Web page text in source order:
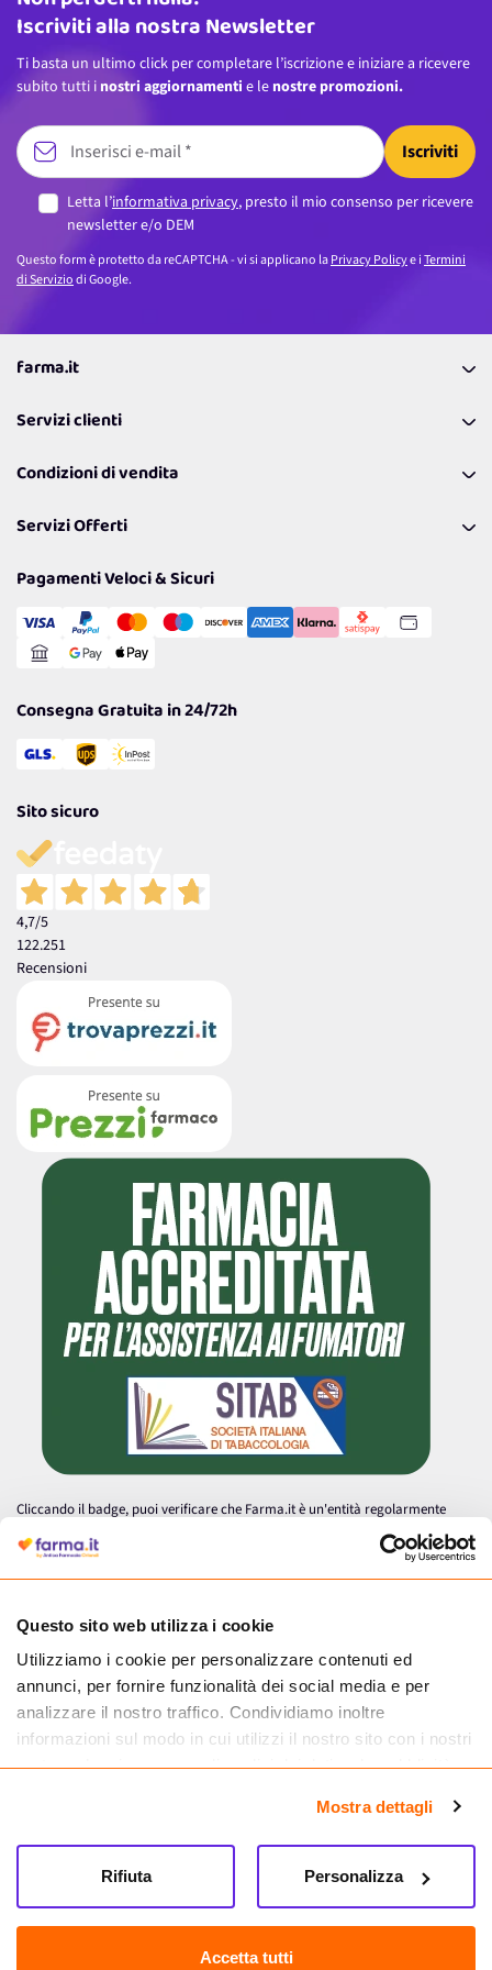
Questo sito web utilizza i cookie
Utilizziamo i cookie per personalizzare contenuti ed
annunci, per fornire funzionalità dei social media e per
analizzare il nostro traffico. Condividiamo inoltre
informazioni sul modo in cui utilizzi il nostro sito con i nostri
partner che si occupano di analisi dei dati web, pubblicità e
informazioni che hai fornito loro o che hanno raccolto dal
tuo utilizzo dei loro servizi.
Mostra dettagli
Accetta tutti
Personalizza
Rifiuta
Iscriviti alla nostra Newsletter
Ti basta un ultimo click per completare l’iscrizione e iniziare a ricevere
subito tutti i nostri aggiornamenti e le nostre promozioni.
Iscriviti
Letta l’informativa privacy, presto il mio consenso per ricevere
newsletter e/o DEM
Questo form è protetto da reCAPTCHA - vi si applicano laPrivacy Policye iTermini
di Serviziodi Google.
farma.it
Coupon
Lavora con noi
Politiche per la parità di genere
Servizi clienti
Richiamami
Resi
Condizioni di vendita
Spedizioni
Cookie Policy
Gestisci Cookie
Servizi Offerti
Reso Facile e Veloce
Pagamenti Veloci & Sicuri
Consegna Gratuita in 24/72h
Sito sicuro
4,7/5
122.251
Recensioni
Cliccando il badge, puoi verificare che Farma.it è un'entità regolarmente
autorizzata dal Ministero della Salute a effettuare la vendita online di
medicinali.
Farma.it S.a.s. P. IVA 07417261216 REA: NA-884088
CREDITS
Sede legale Via delle Repubbliche Marinare 128, 80147 Napoli